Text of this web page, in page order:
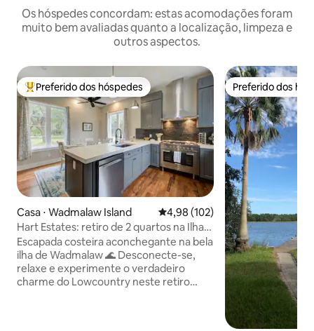
Os hóspedes concordam: estas acomodações foram
muito bem avaliadas quanto a localização, limpeza e
outros aspectos.
Entre os melhores preferidos dos hóspedes
Preferido dos hóspedes
Casa ⋅ Wadmalaw Island 4,98 de uma avaliação média de
4,98 (102)
Hart Estates: retiro de 2 quartos na Ilha
Wadmalaw
Escapada costeira aconchegante na bela
ilha de Wadmalaw 🌊 Desconecte-se,
relaxe e experimente o verdadeiro
charme do Lowcountry neste retiro
Preferido dos
Preferido dos